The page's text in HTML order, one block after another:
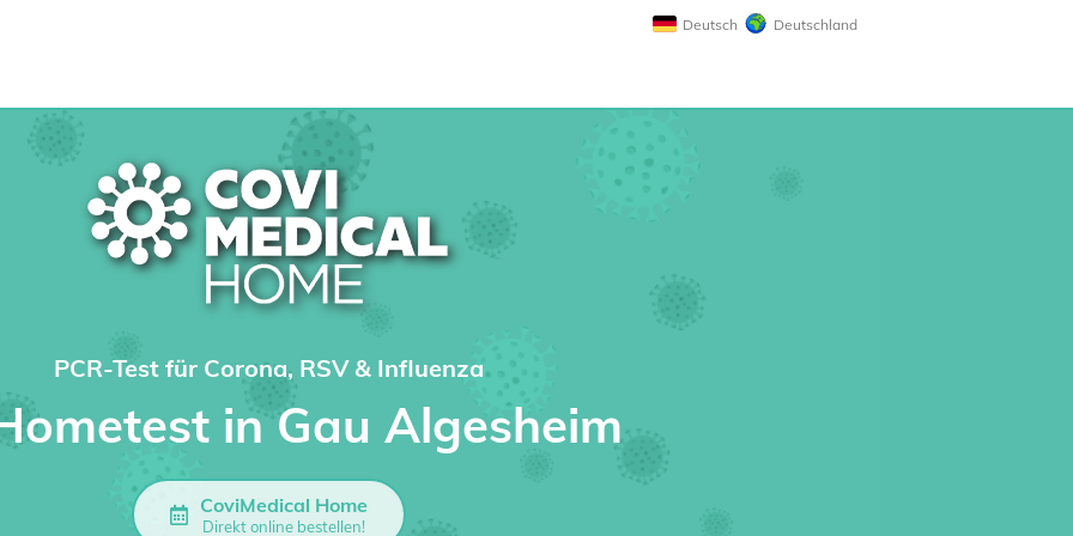
Deutsch Deutschland
PCR-Test für Corona, RSV & Influenza
in Gau Algesheim
CoviMedical Home
Direkt online bestellen!